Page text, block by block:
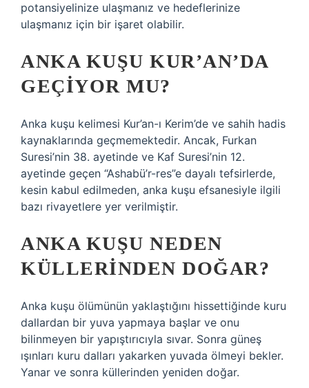
potansiyelinize ulaşmanız ve hedeflerinize
ulaşmanız için bir işaret olabilir.
ANKA KUŞU KUR’AN’DA
GEÇIYOR MU?
Anka kuşu kelimesi Kur’an-ı Kerim’de ve sahih hadis
kaynaklarında geçmemektedir. Ancak, Furkan
Suresi’nin 38. ayetinde ve Kaf Suresi’nin 12.
ayetinde geçen “Ashabü’r-res”e dayalı tefsirlerde,
kesin kabul edilmeden, anka kuşu efsanesiyle ilgili
bazı rivayetlere yer verilmiştir.
ANKA KUŞU NEDEN
KÜLLERINDEN DOĞAR?
Anka kuşu ölümünün yaklaştığını hissettiğinde kuru
dallardan bir yuva yapmaya başlar ve onu
bilinmeyen bir yapıştırıcıyla sıvar. Sonra güneş
ışınları kuru dalları yakarken yuvada ölmeyi bekler.
Yanar ve sonra küllerinden yeniden doğar.